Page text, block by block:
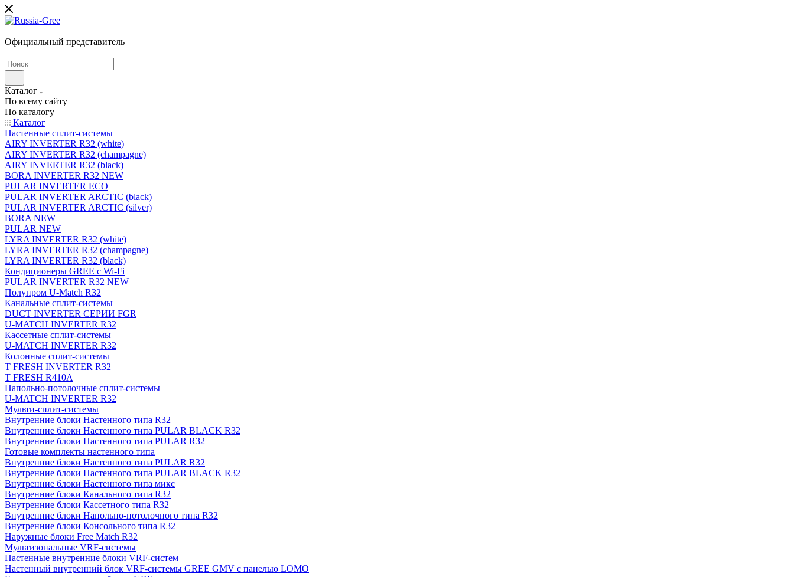
Официальный представитель
Каталог
По всему сайту
По каталогу
Каталог
Настенные сплит-системы
AIRY INVERTER R32 (white)
AIRY INVERTER R32 (champagne)
AIRY INVERTER R32 (black)
BORA INVERTER R32 NEW
PULAR INVERTER ECO
PULAR INVERTER ARCTIC (black)
PULAR INVERTER ARCTIC (silver)
BORA NEW
PULAR NEW
LYRA INVERTER R32 (white)
LYRA INVERTER R32 (champagne)
LYRA INVERTER R32 (black)
Кондиционеры GREE с Wi-Fi
PULAR INVERTER R32 NEW
Полупром U-Match R32
Канальные сплит-системы
DUCT INVERTER СЕРИИ FGR
U-MATCH INVERTER R32
Кассетные сплит-системы
U-MATCH INVERTER R32
Колонные сплит-системы
T FRESH INVERTER R32
T FRESH R410A
Напольно-потолочные сплит-системы
U-MATCH INVERTER R32
Мульти-сплит-системы
Внутренние блоки Настенного типа R32
Внутренние блоки Настенного типа PULAR BLACK R32
Внутренние блоки Настенного типа PULAR R32
Готовые комплекты настенного типа
Внутренние блоки Настенного типа PULAR R32
Внутренние блоки Настенного типа PULAR BLACK R32
Внутренние блоки Настенного типа микс
Внутренние блоки Канального типа R32
Внутренние блоки Кассетного типа R32
Внутренние блоки Напольно-потолочного типа R32
Внутренние блоки Консольного типа R32
Наружные блоки Free Match R32
Мультизональные VRF-системы
Настенные внутренние блоки VRF-систем
Настенный внутренний блок VRF-системы GREE GMV с панелью LOMO